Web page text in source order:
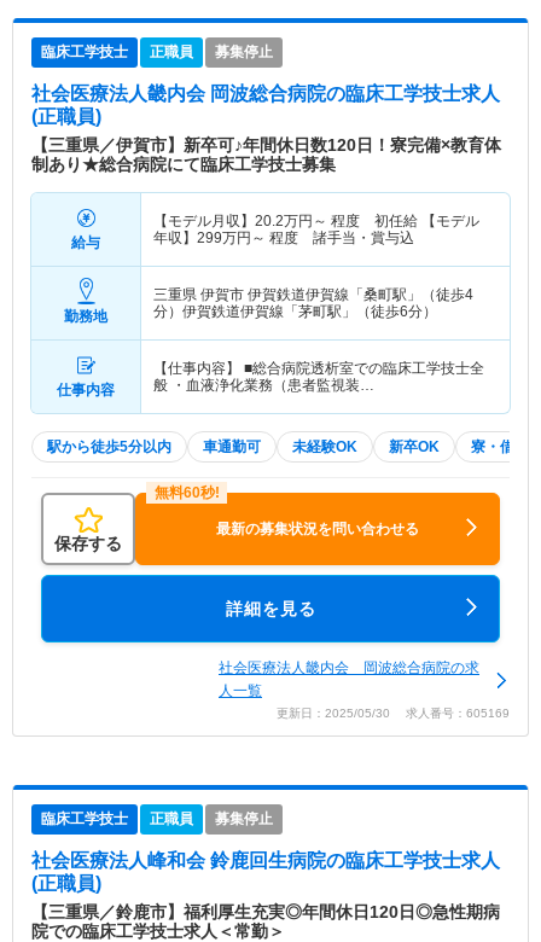
臨床工学技士 正職員 募集停止
社会医療法人畿内会 岡波総合病院の臨床工学技士求人
(正職員)
【三重県／伊賀市】新卒可♪年間休日数120日！寮完備×教育体
制あり★総合病院にて臨床工学技士募集
給与
【モデル月収】 20.2万円～ 程度 初任給 【モデル
年収】 299万円～ 程度 諸手当・賞与込
勤務地
三重県 伊賀市 伊賀鉄道伊賀線「桑町駅」（徒歩4
分）伊賀鉄道伊賀線「茅町駅」（徒歩6分）
仕事内容
【仕事内容】 ■総合病院透析室での臨床工学技士全
般 ・血液浄化業務（患者監視装…
駅から徒歩5分以内 車通勤可 未経験OK 新卒OK 寮・借り
保存する
最新の募集状況を問い合わせる
詳細を見る
社会医療法人畿内会 岡波総合病院の求
人一覧
更新日：2025/05/30 求人番号：605169
臨床工学技士 正職員 募集停止
社会医療法人峰和会 鈴鹿回生病院の臨床工学技士求人
(正職員)
【三重県／鈴鹿市】福利厚生充実◎年間休日120日◎急性期病
院での臨床工学技士求人＜常勤＞